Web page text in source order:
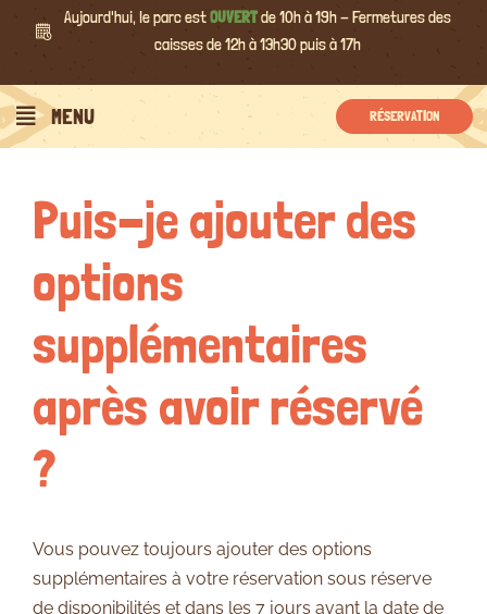
Aujourd'hui, le parc estOUVERTde 10h à 19h - Fermetures des
caisses de 12h à 13h30 puis à 17h
MENU RÉSERVATION
Précédent Suivant
Puis-je ajouter des
options
supplémentaires
après avoir réservé
?
Vous pouvez toujours ajouter des options
supplémentaires à votre réservation sous réserve
de disponibilités et dans les 7 jours avant la date de